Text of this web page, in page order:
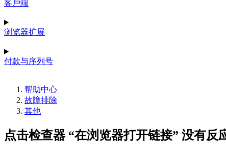
客戶端
浏览器扩展
付款与序列号
帮助中心
故障排除
其他
点击检查器 “在浏览器打开链接” 没有反